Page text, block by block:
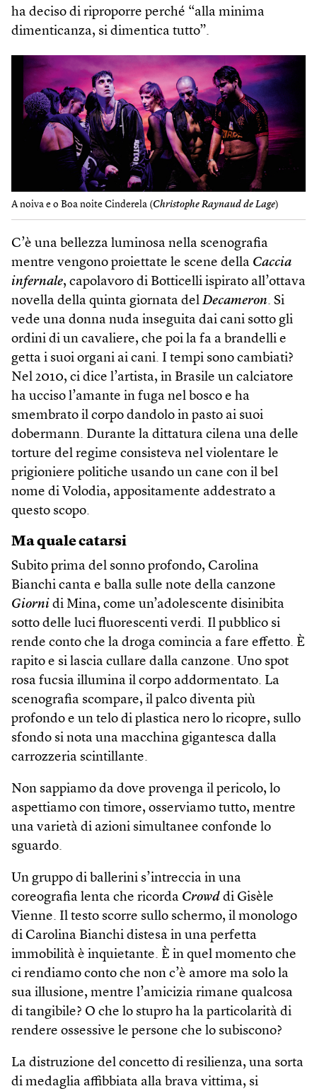
ha deciso di riproporre perché “alla minima
dimenticanza, si dimentica tutto”.
A noiva e o Boa noite Cinderela (Christophe Raynaud de Lage)
C’è una bellezza luminosa nella scenografia
mentre vengono proiettate le scene della Caccia
infernale, capolavoro di Botticelli ispirato all’ottava
novella della quinta giornata del Decameron. Si
vede una donna nuda inseguita dai cani sotto gli
ordini di un cavaliere, che poi la fa a brandelli e
getta i suoi organi ai cani. I tempi sono cambiati?
Nel 2010, ci dice l’artista, in Brasile un calciatore
ha ucciso l’amante in fuga nel bosco e ha
smembrato il corpo dandolo in pasto ai suoi
dobermann. Durante la dittatura cilena una delle
torture del regime consisteva nel violentare le
prigioniere politiche usando un cane con il bel
nome di Volodia, appositamente addestrato a
questo scopo.
Ma quale catarsi
Subito prima del sonno profondo, Carolina
Bianchi canta e balla sulle note della canzone
Giorni di Mina, come un’adolescente disinibita
sotto delle luci fluorescenti verdi. Il pubblico si
rende conto che la droga comincia a fare effetto. È
rapito e si lascia cullare dalla canzone. Uno spot
rosa fucsia illumina il corpo addormentato. La
scenografia scompare, il palco diventa più
profondo e un telo di plastica nero lo ricopre, sullo
sfondo si nota una macchina gigantesca dalla
carrozzeria scintillante.
Non sappiamo da dove provenga il pericolo, lo
aspettiamo con timore, osserviamo tutto, mentre
una varietà di azioni simultanee confonde lo
sguardo.
Un gruppo di ballerini s’intreccia in una
coreografia lenta che ricorda Crowd di Gisèle
Vienne. Il testo scorre sullo schermo, il monologo
di Carolina Bianchi distesa in una perfetta
immobilità è inquietante. È in quel momento che
ci rendiamo conto che non c’è amore ma solo la
sua illusione, mentre l’amicizia rimane qualcosa
di tangibile? O che lo stupro ha la particolarità di
rendere ossessive le persone che lo subiscono?
La distruzione del concetto di resilienza, una sorta
di medaglia affibbiata alla brava vittima, si